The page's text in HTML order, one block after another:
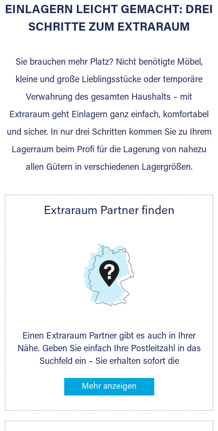
Sie bieten Kunden Lagerraum zur Miete, der
für die Einlagerung von Umzugsgut gebaut
Lagerkunden und Vermietungen.
Ihre Vorteile als Extraraum Partner:
Marktgerechte Preise
Digitale Buchungsplattform
Gewinnung von Neukunden
Nachricht.
Telefon:+49 6145 5442 - 404
DMG Aktiengesellschaft
www.dmg-ag.com
EINLAGERN LEICHT GEMACHT: DREI
SCHRITTE ZUM EXTRARAUM
Sie brauchen mehr Platz? Nicht benötigte Möbel,
kleine und große Lieblingsstücke oder temporäre
Verwahrung des gesamten Haushalts – mit
Extraraum geht Einlagern ganz einfach, komfortabel
und sicher. In nur drei Schritten kommen Sie zu Ihrem
Lagerraum beim Profi für die Lagerung von nahezu
allen Gütern in verschiedenen Lagergrößen.
Extraraum Partner finden
Einen Extraraum Partner gibt es auch in Ihrer
Nähe. Geben Sie einfach Ihre Postleitzahl in das
Suchfeld ein – Sie erhalten sofort die
Lagermöglichkeiten in Ihrer Nähe. An zahlreichen
direkt online mieten. Gibt es Extraraum noch